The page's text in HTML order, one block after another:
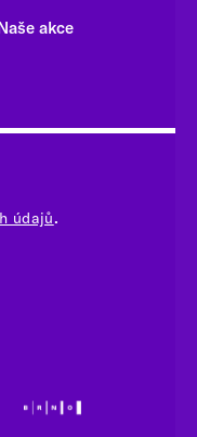
akce
údajů.